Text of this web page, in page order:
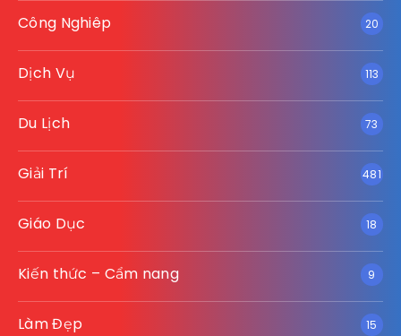
Công Nghiêp 20
Dịch Vụ 113
Du Lịch 73
Giải Trí 481
Giáo Dục 18
Kiến thức – Cẩm nang 9
Làm Đẹp 15